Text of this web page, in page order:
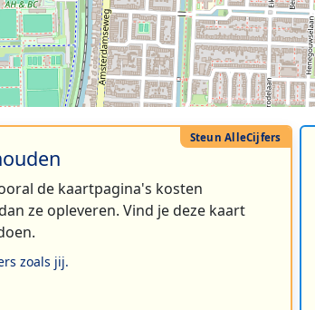
de kaartpagina's kosten
ze opleveren. Vind je deze kaart
zoals jij.